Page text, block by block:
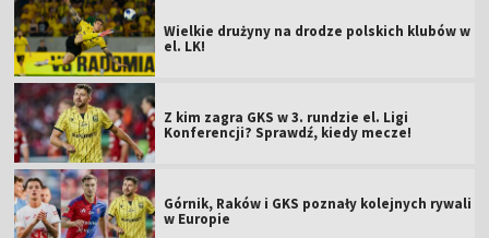
Wielkie drużyny na drodze polskich klubów w
el. LK!
Z kim zagra GKS w 3. rundzie el. Ligi
Konferencji? Sprawdź, kiedy mecze!
Górnik, Raków i GKS poznały kolejnych rywali
w Europie